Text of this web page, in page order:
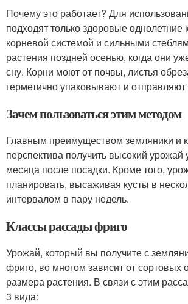
Почему это работает? Для
подходят только здоровые однолетние
корневой системой и сильными
растения поздней осенью, когда они
сну. Корни моют от почвы, листья
герметично упаковывают и
Зачем пользоваться этим методом
Главным преимуществом земляники и
перспектива получить высокий урожай
месяца после посадки. Кроме того,
планировать, высаживая кусты в
интервалом в пару недель.
Классы рассады фриго
Урожай, который вы получите с
фриго, во многом зависит от сортовых
размера растения. В связи с этим
3 вида: